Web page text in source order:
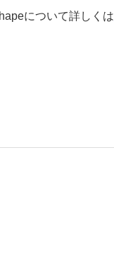
について詳しくは